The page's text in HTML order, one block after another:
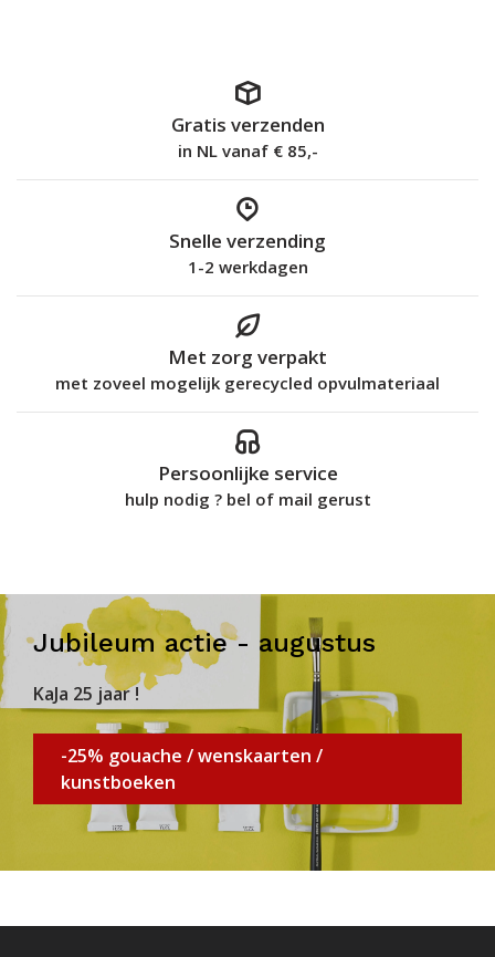
Gratis verzenden
in NL vanaf € 85,-
Snelle verzending
1-2 werkdagen
Met zorg verpakt
met zoveel mogelijk gerecycled opvulmateriaal
Persoonlijke service
hulp nodig ? bel of mail gerust
Jubileum actie - augustus
KaJa 25 jaar !
-25% gouache / wenskaarten /
kunstboeken